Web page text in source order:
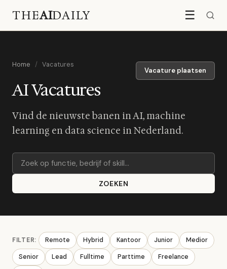
THEAIDAILY ☰
Home / Vacatures
Vacature plaatsen
AI Vacatures
Vind de nieuwste banen in AI, machine
learning en data science in Nederland.
ZOEKEN
FILTER: Remote Hybrid Kantoor Junior Medior
Senior Lead Fulltime Parttime Freelance